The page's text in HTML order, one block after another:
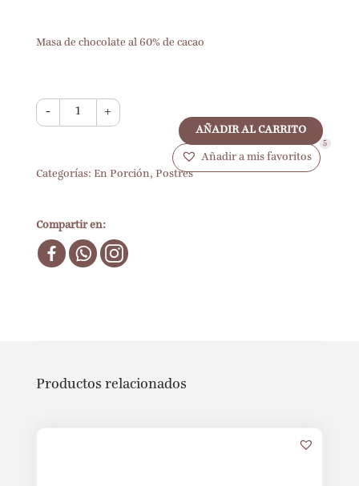
Masa de chocolate al 60% de cacao
- +
AÑADIR AL CARRITO
Añadir a mis favoritos
5
Categorías: En Porción, Postres
Compartir en:
Productos relacionados